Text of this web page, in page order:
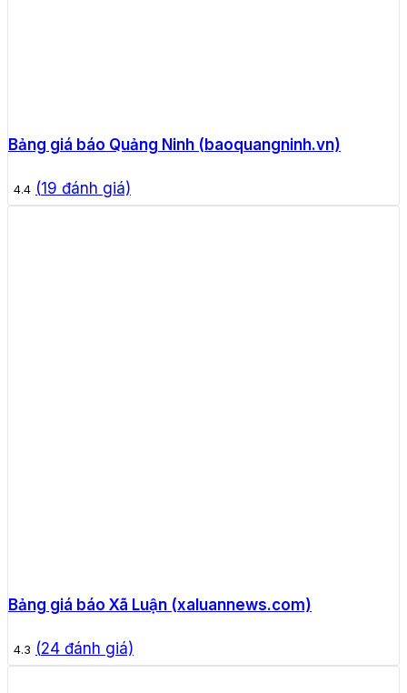
Bảng giá báo Quảng Ninh (baoquangninh.vn)
4.4 (19 đánh giá)
Bảng giá báo Xã Luận (xaluannews.com)
4.3 (24 đánh giá)